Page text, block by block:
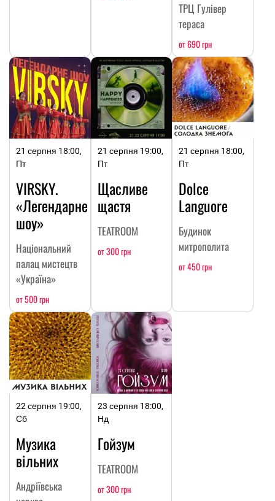
ТРЦ Гулівер
тераса
от 690 грн
21 серпня 18:00,
Пт
VIRSKY.
«Легендарне
шоу»
Національний
палац мистецтв
«Україна»
от 500 грн
21 серпня 19:00,
Пт
Щасливе
щастя
TEATROOM
от 300 грн
21 серпня 18:00,
Пт
Dolce
Languore
Будинок
митрополита
от 450 грн
22 серпня 19:00,
Сб
Музика
вільних
Андріївська
23 серпня 18:00,
Нд
Гойзум
TEATROOM
от 300 грн